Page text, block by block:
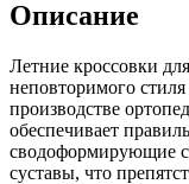
Описание
Летние кроссовки
неповторимого
производстве
обеспечивает
сводоформирующие
суставы, что